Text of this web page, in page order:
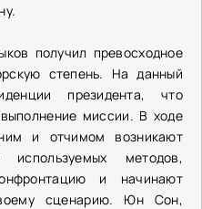
получил превосходное
степень. На данный
президента, что
миссии. В ходе
и отчимом возникают
методов,
и начинают
сценарию. Юн Сон,